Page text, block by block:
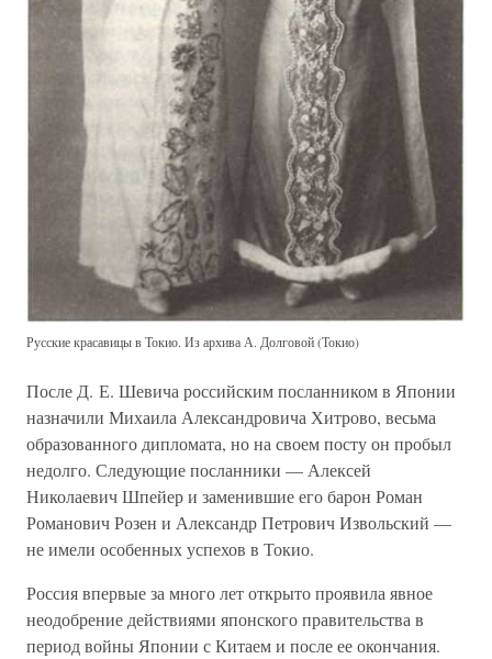
Русские красавицы в Токио. Из архива А. Долговой (Токио)
После Д. Е. Шевича российским посланником в Японии
назначили Михаила Александровича Хитрово, весьма
образованного дипломата, но на своем посту он пробыл
недолго. Следующие посланники — Алексей
Николаевич Шпейер и заменившие его барон Роман
Романович Розен и Александр Петрович Извольский —
не имели особенных успехов в Токио.
Россия впервые за много лет открыто проявила явное
неодобрение действиями японского правительства в
период войны Японии с Китаем и после ее окончания.